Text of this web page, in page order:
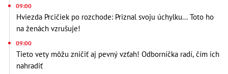
09:00
Hviezda Prcičiek po rozchode: Priznal svoju úchylku... Toto ho
na ženách vzrušuje!
09:00
Tieto vety môžu zničiť aj pevný vzťah! Odborníčka radí, čím ich
nahradiť